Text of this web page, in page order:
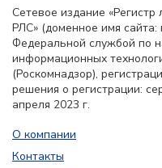
Сетевое издание «Регистр
РЛС» (доменное имя сайта:
Федеральной службой по
информационных
(Роскомнадзор),
решения о регистрации:
апреля 2023 г.
О компании
Контакты